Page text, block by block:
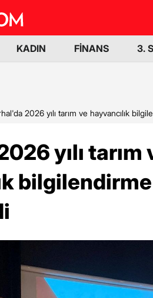
KADIN FİNANS 3.
2026 yılı tarım ve hayvancılık
yılı tarım